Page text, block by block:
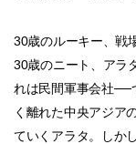
30歳のルーキー、戦
30歳のニート、アラ
れは民間軍事会社──
く離れた中央アジア
ていくアラタ。しか